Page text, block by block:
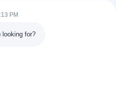
PM
looking for?